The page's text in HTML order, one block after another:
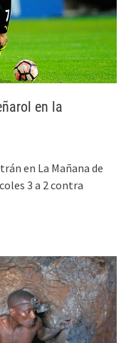
en la
en La Mañana de
3 a 2 contra